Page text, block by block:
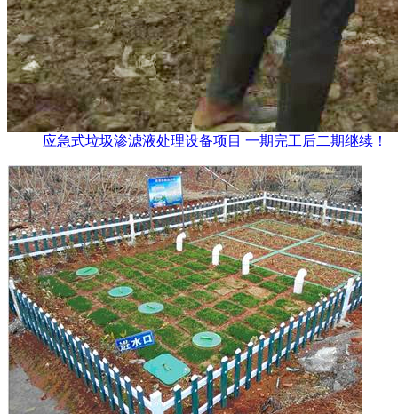
应急式垃圾渗滤液处理设备项目 一期完工后二期继续！